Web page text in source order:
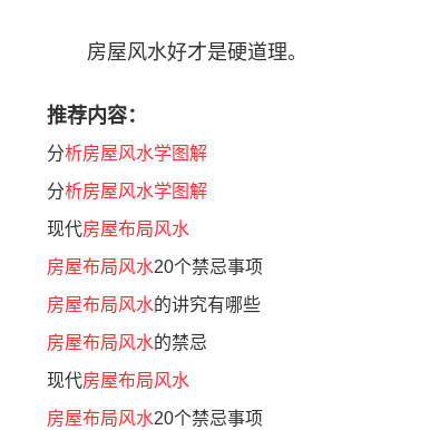
房屋风水好才是硬道理。
推荐内容：
分析房屋风水学图解
分析房屋风水学图解
现代房屋布局风水
房屋布局风水20个禁忌事项
房屋布局风水的讲究有哪些
房屋布局风水的禁忌
现代房屋布局风水
房屋布局风水20个禁忌事项